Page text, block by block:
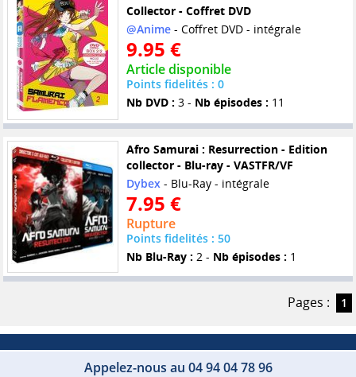
Collector - Coffret DVD
@Anime- Coffret DVD - intégrale
9.95 €
Article disponible
Points fidelités : 0
Nb DVD : 3 - Nb épisodes : 11
Afro Samurai : Resurrection - Edition
collector - Blu-ray - VASTFR/VF
Dybex - Blu-Ray - intégrale
7.95 €
Rupture
Points fidelités : 50
Nb Blu-Ray : 2 - Nb épisodes : 1
Pages : 1
Appelez-nous au 04 94 04 78 96